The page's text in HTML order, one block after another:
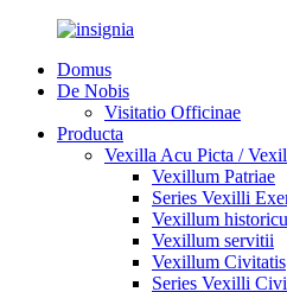
Domus
De Nobis
Visitatio Officinae
Producta
Vexilla Acu Picta /
Vexillum Patriae
Series Vexilli
Vexillum
Vexillum servitii
Vexillum Civitatis
Series Vexilli